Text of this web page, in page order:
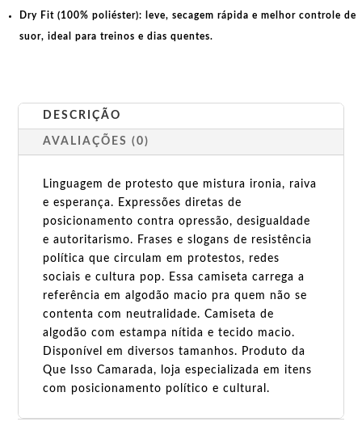
Dry Fit (100% poliéster): leve, secagem rápida e melhor controle de
suor, ideal para treinos e dias quentes.
DESCRIÇÃO
AVALIAÇÕES (0)
Linguagem de protesto que mistura ironia, raiva
e esperança. Expressões diretas de
posicionamento contra opressão, desigualdade
e autoritarismo. Frases e slogans de resistência
política que circulam em protestos, redes
sociais e cultura pop. Essa camiseta carrega a
referência em algodão macio pra quem não se
contenta com neutralidade. Camiseta de
algodão com estampa nítida e tecido macio.
Disponível em diversos tamanhos. Produto da
Que Isso Camarada, loja especializada em itens
com posicionamento político e cultural.